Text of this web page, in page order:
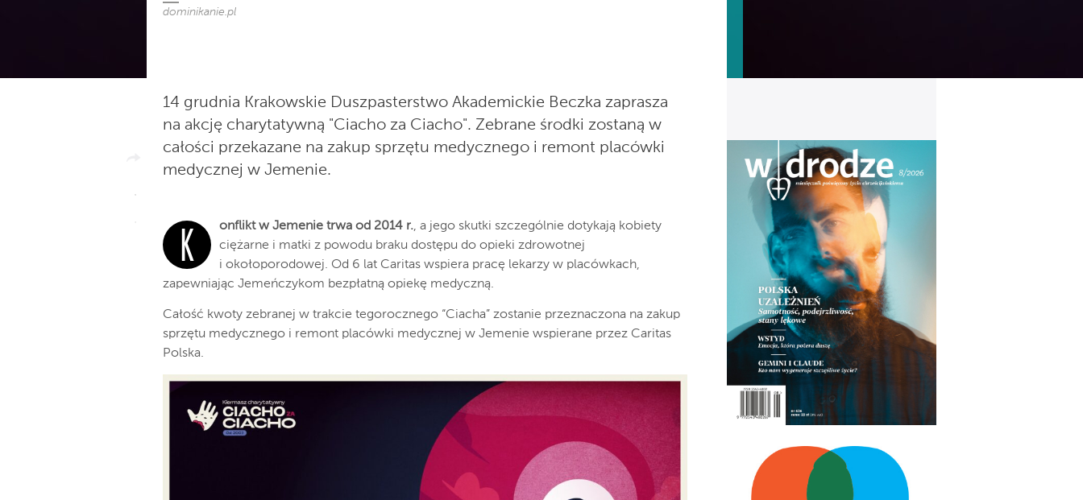
dominikanie.pl
14 grudnia Krakowskie Duszpasterstwo Akademickie Beczka zaprasza
na akcję charytatywną "Ciacho za Ciacho". Zebrane środki zostaną w
całości przekazane na zakup sprzętu medycznego i remont placówki
medycznej w Jemenie.
K onflikt w Jemenie trwa od 2014 r., a jego skutki szczególnie dotykają kobiety
ciężarne i matki z powodu braku dostępu do opieki zdrowotnej
i okołoporodowej. Od 6 lat Caritas wspiera pracę lekarzy w placówkach,
zapewniając Jemeńczykom bezpłatną opiekę medyczną.
Całość kwoty zebranej w trakcie tegorocznego “Ciacha” zostanie przeznaczona na zakup
sprzętu medycznego i remont placówki medycznej w Jemenie wspierane przez Caritas
Polska.